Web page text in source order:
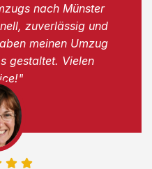
nach Münster
zuverlässig und
meinen Umzug
gestaltet. Vielen